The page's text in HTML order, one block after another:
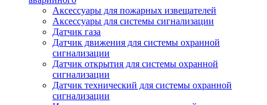
Аксессуары для пожарных извещателей
Аксессуары для системы сигнализации
Датчик газа
Датчик движения для системы охранной
сигнализации
Датчик открытия для системы охранной
сигнализации
Датчик технический для системы охранной
сигнализации